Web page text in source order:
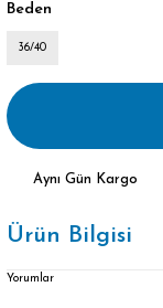
Beden
36/40
Aynı Gün Kargo
Ürün Bilgisi
Yorumlar